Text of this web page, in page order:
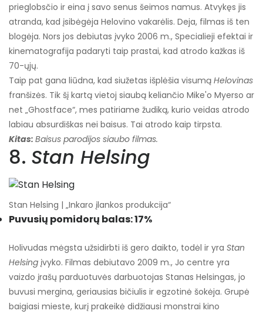
prieglobsčio ir eina į savo senus šeimos namus. Atvykęs jis
atranda, kad įsibėgėja Helovino vakarėlis. Deja, filmas iš ten
blogėja. Nors jos debiutas įvyko 2006 m., Specialieji efektai ir
kinematografija padaryti taip prastai, kad atrodo kažkas iš
70-ųjų.
Taip pat gana liūdna, kad siužetas išplėšia visumą Helovinas
franšizės. Tik šį kartą vietoj siaubą keliančio Mike'o Myerso ar
net „Ghostface“, mes patiriame žudiką, kurio veidas atrodo
labiau absurdiškas nei baisus. Tai atrodo kaip tirpsta.
Kitas: Baisus parodijos siaubo filmas.
8. Stan Helsing
Stan Helsing | „Inkaro įlankos produkcija“
Puvusių pomidorų balas: 17%
Holivudas mėgsta užsidirbti iš gero daikto, todėl ir yra Stan
Helsing įvyko. Filmas debiutavo 2009 m., Jo centre yra
vaizdo įrašų parduotuvės darbuotojas Stanas Helsingas, jo
buvusi mergina, geriausias bičiulis ir egzotinė šokėja. Grupė
baigiasi mieste, kurį prakeikė didžiausi monstrai kino